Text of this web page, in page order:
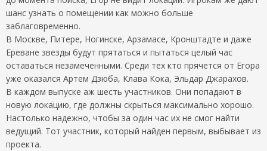
шанс узнать о помещении как можно больше
заблаговременно.
В Москве, Питере, Ногинске, Арзамасе, Кронштадте и даже
Ереване звезды будут прятаться и пытаться целый час
оставаться незамеченными. Среди тех кто прячется от Егора
уже оказался Артем Дзюба, Клава Кока, Эльдар Джарахов.
В каждом выпуске аж шесть участников. Они попадают в
новую локацию, где должны скрыться максимально хорошо.
Настолько надежно, чтобы за один час их не смог найти
ведущий. Тот участник, который найден первым, выбывает из
проекта.